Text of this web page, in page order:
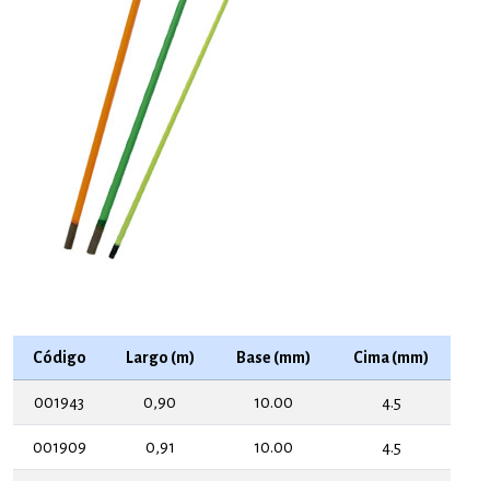
Código Largo (m) Base (mm) Cima (mm)
001943 0,90 10.00 4.5
001909 0,91 10.00 4.5